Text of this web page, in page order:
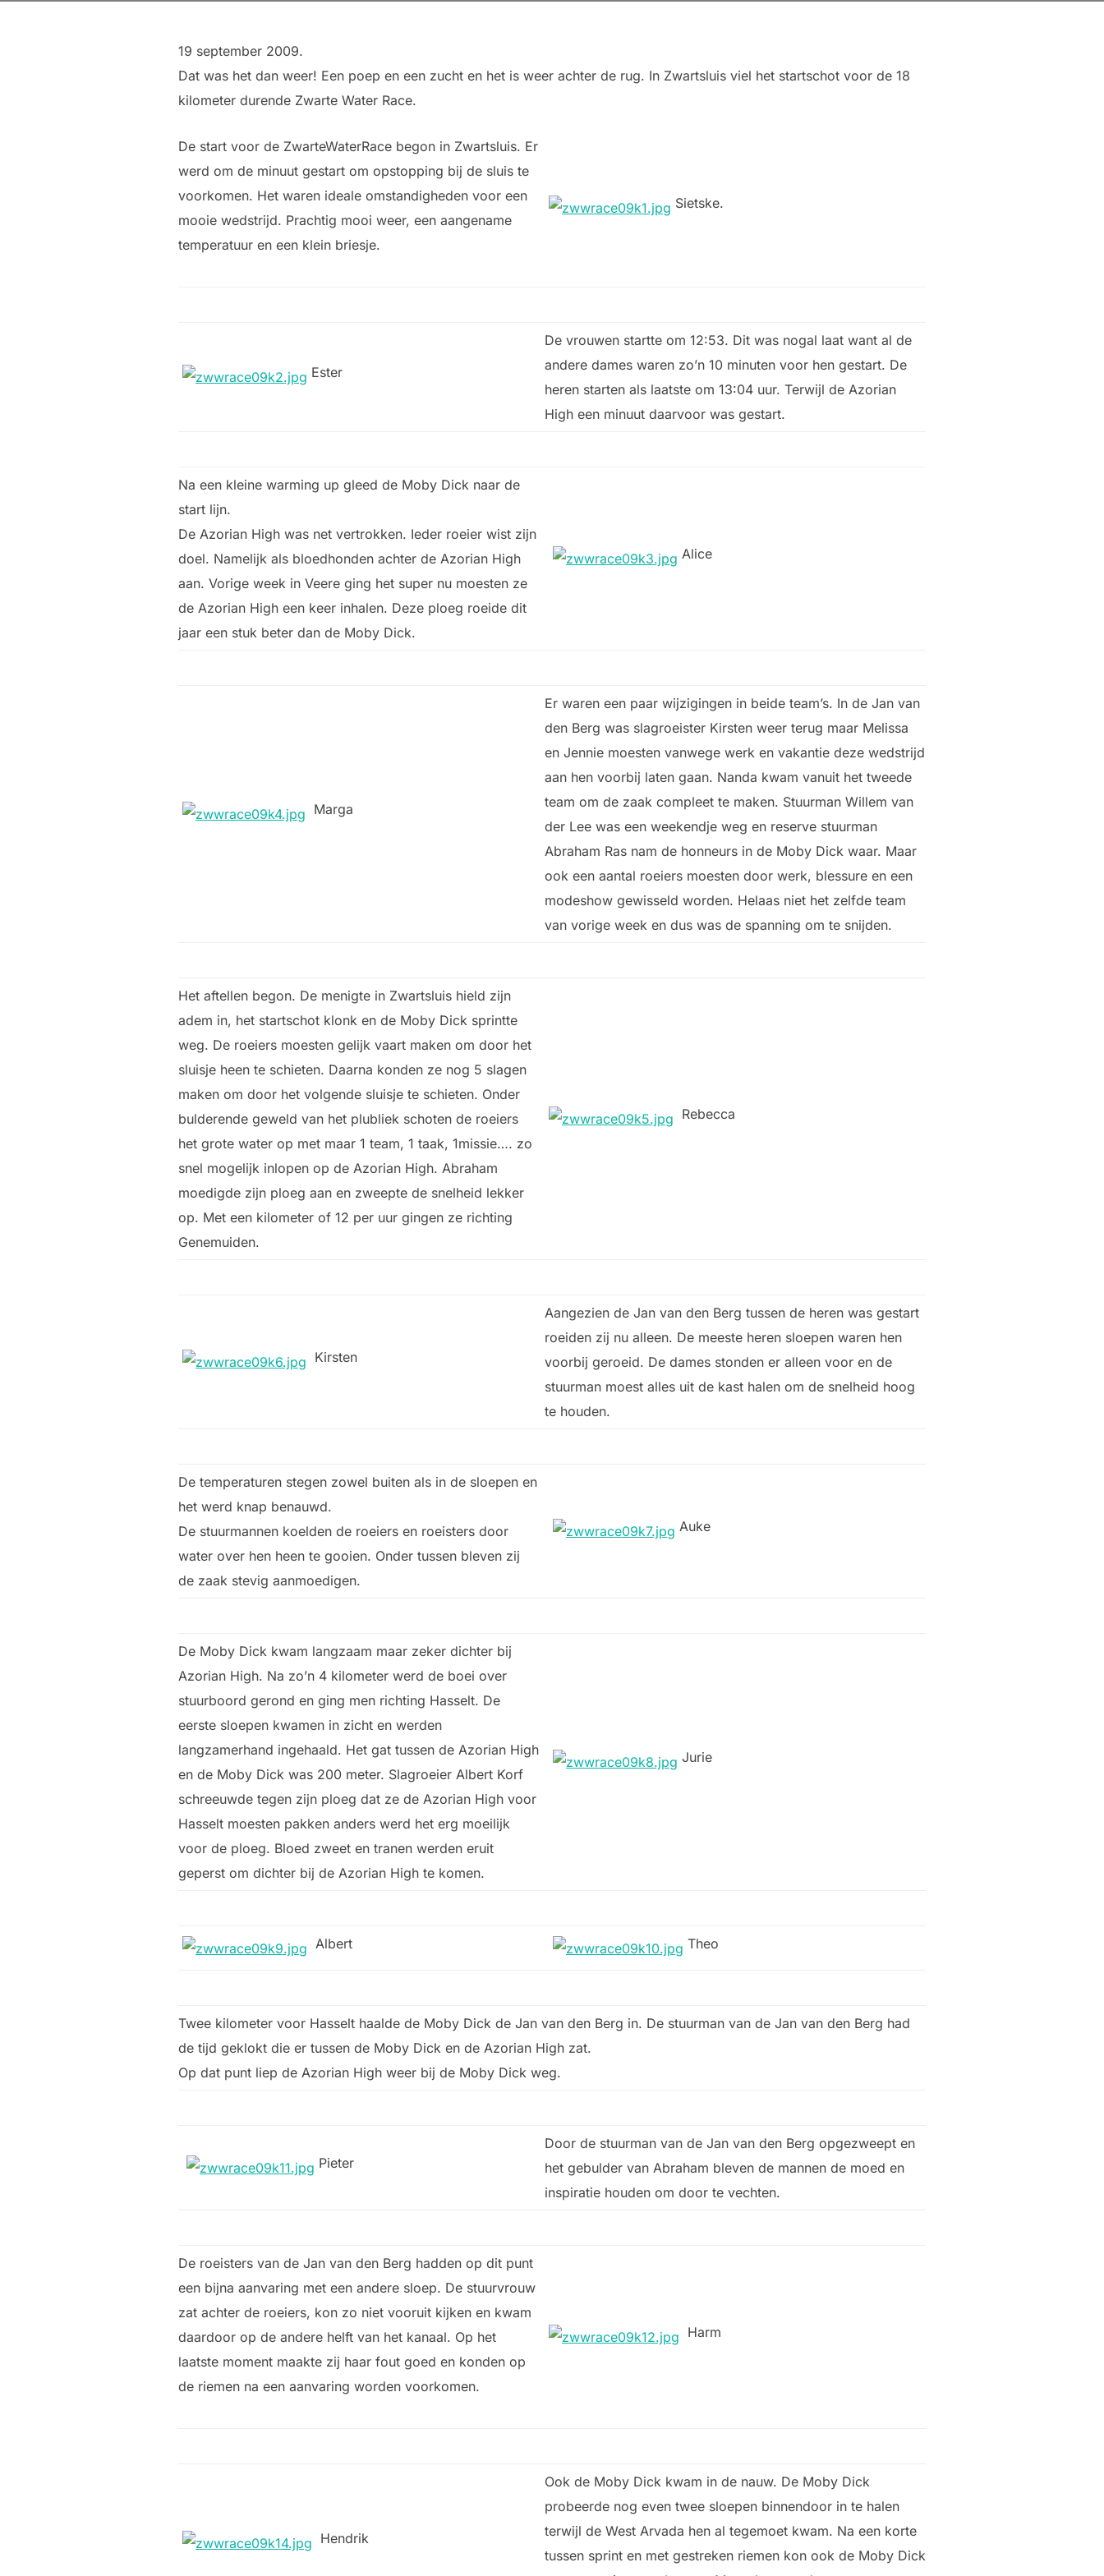
19 september 2009.
Dat was het dan weer! Een poep en een zucht en het is weer achter de rug. In Zwartsluis viel het startschot voor de 18
kilometer durende Zwarte Water Race.
De start voor de ZwarteWaterRace begon in Zwartsluis. Er
werd om de minuut gestart om opstopping bij de sluis te
voorkomen. Het waren ideale omstandigheden voor een
mooie wedstrijd. Prachtig mooi weer, een aangename
temperatuur en een klein briesje.
Sietske.
Ester
De vrouwen startte om 12:53. Dit was nogal laat want al de
andere dames waren zo’n 10 minuten voor hen gestart. De
heren starten als laatste om 13:04 uur. Terwijl de Azorian
High een minuut daarvoor was gestart.
Na een kleine warming up gleed de Moby Dick naar de
start lijn.
De Azorian High was net vertrokken. Ieder roeier wist zijn
doel. Namelijk als bloedhonden achter de Azorian High
aan. Vorige week in Veere ging het super nu moesten ze
de Azorian High een keer inhalen. Deze ploeg roeide dit
jaar een stuk beter dan de Moby Dick.
Alice
Marga
Er waren een paar wijzigingen in beide team’s. In de Jan van
den Berg was slagroeister Kirsten weer terug maar Melissa
en Jennie moesten vanwege werk en vakantie deze wedstrijd
aan hen voorbij laten gaan. Nanda kwam vanuit het tweede
team om de zaak compleet te maken. Stuurman Willem van
der Lee was een weekendje weg en reserve stuurman
Abraham Ras nam de honneurs in de Moby Dick waar. Maar
ook een aantal roeiers moesten door werk, blessure en een
modeshow gewisseld worden. Helaas niet het zelfde team
van vorige week en dus was de spanning om te snijden.
Het aftellen begon. De menigte in Zwartsluis hield zijn
adem in, het startschot klonk en de Moby Dick sprintte
weg. De roeiers moesten gelijk vaart maken om door het
sluisje heen te schieten. Daarna konden ze nog 5 slagen
maken om door het volgende sluisje te schieten. Onder
bulderende geweld van het plubliek schoten de roeiers
het grote water op met maar 1 team, 1 taak, 1missie…. zo
snel mogelijk inlopen op de Azorian High. Abraham
moedigde zijn ploeg aan en zweepte de snelheid lekker
op. Met een kilometer of 12 per uur gingen ze richting
Genemuiden.
Rebecca
Kirsten
Aangezien de Jan van den Berg tussen de heren was gestart
roeiden zij nu alleen. De meeste heren sloepen waren hen
voorbij geroeid. De dames stonden er alleen voor en de
stuurman moest alles uit de kast halen om de snelheid hoog
te houden.
De temperaturen stegen zowel buiten als in de sloepen en
het werd knap benauwd.
De stuurmannen koelden de roeiers en roeisters door
water over hen heen te gooien. Onder tussen bleven zij
de zaak stevig aanmoedigen.
Auke
De Moby Dick kwam langzaam maar zeker dichter bij
Azorian High. Na zo’n 4 kilometer werd de boei over
stuurboord gerond en ging men richting Hasselt. De
eerste sloepen kwamen in zicht en werden
langzamerhand ingehaald. Het gat tussen de Azorian High
en de Moby Dick was 200 meter. Slagroeier Albert Korf
schreeuwde tegen zijn ploeg dat ze de Azorian High voor
Hasselt moesten pakken anders werd het erg moeilijk
voor de ploeg. Bloed zweet en tranen werden eruit
geperst om dichter bij de Azorian High te komen.
Jurie
Albert Theo
Twee kilometer voor Hasselt haalde de Moby Dick de Jan van den Berg in. De stuurman van de Jan van den Berg had
de tijd geklokt die er tussen de Moby Dick en de Azorian High zat.
Op dat punt liep de Azorian High weer bij de Moby Dick weg.
Pieter
Door de stuurman van de Jan van den Berg opgezweept en
het gebulder van Abraham bleven de mannen de moed en
inspiratie houden om door te vechten.
De roeisters van de Jan van den Berg hadden op dit punt
een bijna aanvaring met een andere sloep. De stuurvrouw
zat achter de roeiers, kon zo niet vooruit kijken en kwam
daardoor op de andere helft van het kanaal. Op het
laatste moment maakte zij haar fout goed en konden op
de riemen na een aanvaring worden voorkomen.
Harm
Hendrik
Ook de Moby Dick kwam in de nauw. De Moby Dick
probeerde nog even twee sloepen binnendoor in te halen
terwijl de West Arvada hen al tegemoet kwam. Na een korte
tussen sprint en met gestreken riemen kon ook de Moby Dick